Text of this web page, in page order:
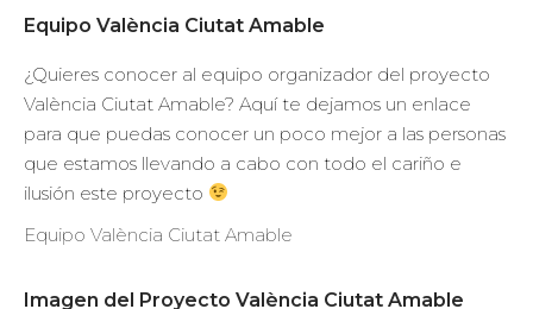
Equipo València Ciutat Amable
¿Quieres conocer al equipo organizador del proyecto
València Ciutat Amable? Aquí te dejamos un enlace
para que puedas conocer un poco mejor a las personas
que estamos llevando a cabo con todo el cariño e
ilusión este proyecto
Equipo València Ciutat Amable
Imagen del Proyecto València Ciutat Amable